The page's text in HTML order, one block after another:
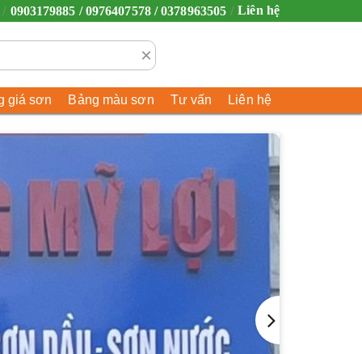
0903179885 / 0976407578 / 0378963505 Liên hệ
×
giá sơn Bảng màu sơn Tư vấn Liên hệ